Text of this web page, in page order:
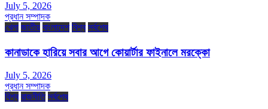
July 5, 2026
প্রধান সম্পাদক
খেলা জাতীয় বাংলাদেশ বিশ্ব সর্বশেষ
কানাডাকে হারিয়ে সবার আগে কোয়ার্টার ফাইনালে মরক্কো
July 5, 2026
প্রধান সম্পাদক
বিশ্ব রাজনীতি সর্বশেষ